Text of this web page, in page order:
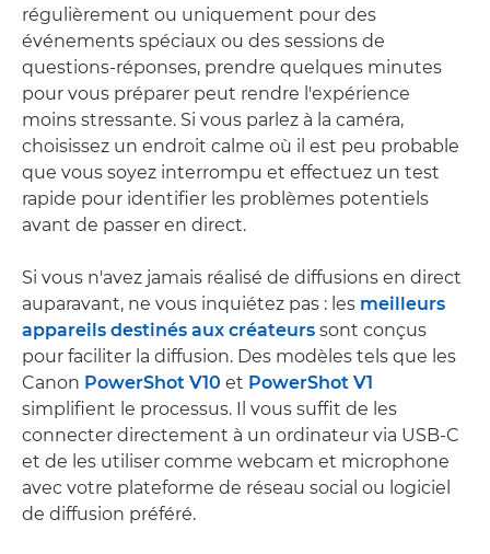
régulièrement ou uniquement pour des
événements spéciaux ou des sessions de
questions-réponses, prendre quelques minutes
pour vous préparer peut rendre l'expérience
moins stressante. Si vous parlez à la caméra,
choisissez un endroit calme où il est peu probable
que vous soyez interrompu et effectuez un test
rapide pour identifier les problèmes potentiels
avant de passer en direct.
Si vous n'avez jamais réalisé de diffusions en direct
auparavant, ne vous inquiétez pas : les meilleurs
appareils destinés aux créateurs sont conçus
pour faciliter la diffusion. Des modèles tels que les
Canon PowerShot V10 et PowerShot V1
simplifient le processus. Il vous suffit de les
connecter directement à un ordinateur via USB-C
et de les utiliser comme webcam et microphone
avec votre plateforme de réseau social ou logiciel
de diffusion préféré.